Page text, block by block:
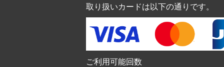
取り扱いカードは以下の通りです。
ご利用可能回数